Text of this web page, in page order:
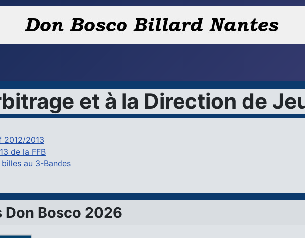
Don Bosco 2026
et à la Direction de
2012/2013
de la FFB
au 3-Bandes